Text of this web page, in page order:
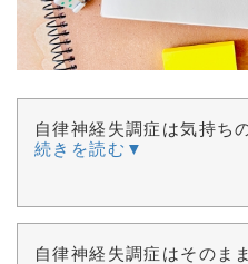
自律神経失調症は気持ち
続きを読む▼
自律神経失調症はそのま